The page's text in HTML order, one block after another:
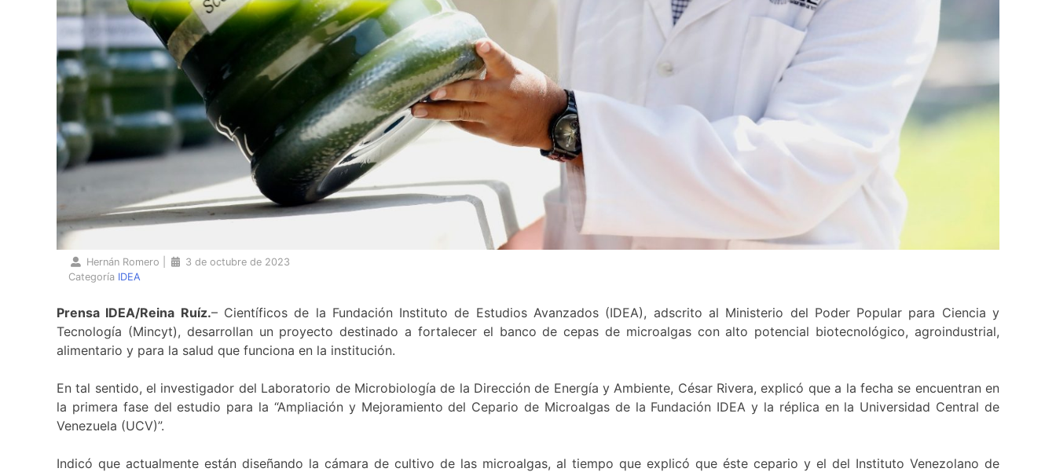
Hernán Romero
3 de octubre de 2023
Categoría IDEA
Prensa IDEA/Reina Ruíz.– Científicos de la Fundación Instituto de Estudios Avanzados (IDEA), adscrito al Ministerio del Poder Popular para Ciencia y
Tecnología (Mincyt), desarrollan un proyecto destinado a fortalecer el banco de cepas de microalgas con alto potencial biotecnológico, agroindustrial,
alimentario y para la salud que funciona en la institución.
En tal sentido, el investigador del Laboratorio de Microbiología de la Dirección de Energía y Ambiente, César Rivera, explicó que a la fecha se encuentran en
la primera fase del estudio para la “Ampliación y Mejoramiento del Cepario de Microalgas de la Fundación IDEA y la réplica en la Universidad Central de
Venezuela (UCV)”.
Indicó que actualmente están diseñando la cámara de cultivo de las microalgas, al tiempo que explicó que éste cepario y el del Instituto Venezolano de